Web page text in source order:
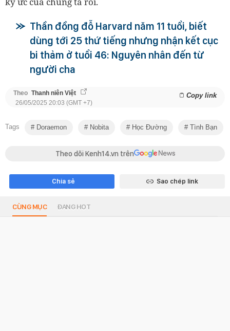
Thần đồng đỗ Harvard năm 11 tuổi, biết
dùng tới 25 thứ tiếng nhưng nhận kết cục
bi thảm ở tuổi 46: Nguyên nhân đến từ
người cha
Theo Thanh niên Việt Copy link
26/05/2025 20:03 (GMT +7)
Tags Doraemon Nobita Học Đường Tình Bạn
Theo dõi Kenh14.vn trên
Chia sẻ Sao chép link
CÙNG MỤC ĐANG HOT